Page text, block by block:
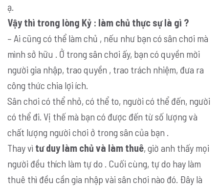
ạ.
Vậy thì trong lòng Kỷ : làm chủ thực sự là gì ?
– Ai cũng có thể làm chủ , nếu như bạn có sân chơi mà
mình sở hữu . Ở trong sân chơi ấy, bạn có quyền mời
người gia nhập, trao quyền , trao trách nhiệm, đưa ra
công thức chia lợi ích.
Sân chơi có thể nhỏ, có thể to, người có thể đến, người
có thể đi. Vị thế mà bạn có được đến từ số lượng và
chất lượng người chơi ở trong sân của bạn .
Thay vì tư duy làm chủ và làm thuê, giờ anh thấy mọi
người đều thích làm tự do . Cuối cùng, tự do hay làm
thuê thì đều cần gia nhập vài sân chơi nào đó. Đây là